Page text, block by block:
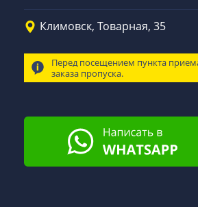
Климовск, Товарная, 35
Перед посещением пункта
заказа пропуска.